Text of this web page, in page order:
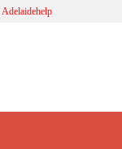
Adelaidehelp